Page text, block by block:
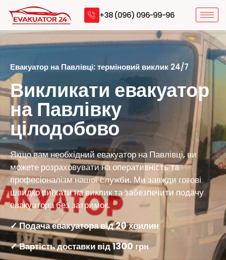
+38 (096) 096-99-96
Евакуатор на Павлівці: терміновий виклик 24/7
Викликати евакуатор
на Павлівку
цілодобово
Якщо вам необхідний евакуатор на Павлівці, ви
можете розраховувати на оперативність та
професіоналізм нашої служби. Ми завжди готові
швидко виїхати на виклик та забезпечити подачу
евакуатора без затримок.
✓ Подача евакуатора від 20 хвилин
✓ Вартість доставки від 1300 грн